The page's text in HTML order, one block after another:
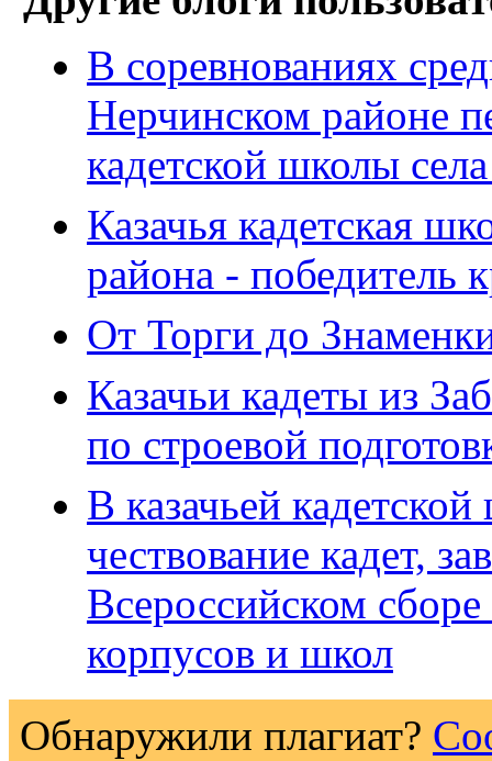
В соревнованиях
Нерчинском районе
кадетской школы
Казачья кадетская
района - победитель
От Торги до
Казачьи кадеты из
по строевой
В казачьей
чествование кадет,
Всероссийском
корпусов и школ
Обнаружили плагиат?